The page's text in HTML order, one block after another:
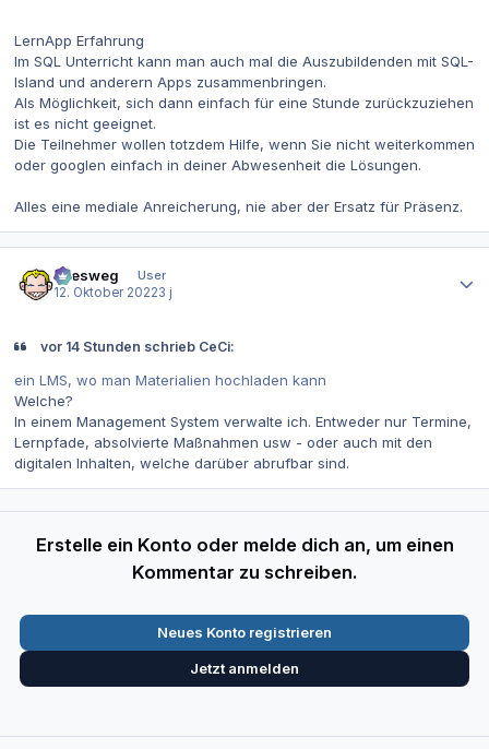
LernApp Erfahrung
Im SQL Unterricht kann man auch mal die Auszubildenden mit SQL-
Island und anderern Apps zusammenbringen.
Als Möglichkeit, sich dann einfach für eine Stunde zurückzuziehen
ist es nicht geeignet.
Die Teilnehmer wollen totzdem Hilfe, wenn Sie nicht weiterkommen
oder googlen einfach in deiner Abwesenheit die Lösungen.
Alles eine mediale Anreicherung, nie aber der Ersatz für Präsenz.
allesweg
User
12. Oktober 20223 j
vor 14 Stunden schrieb CeCi:
ein LMS, wo man Materialien hochladen kann
Welche?
In einem Management System verwalte ich. Entweder nur Termine,
Lernpfade, absolvierte Maßnahmen usw - oder auch mit den
digitalen Inhalten, welche darüber abrufbar sind.
Erstelle ein Konto oder melde dich an, um einen
Kommentar zu schreiben.
Neues Konto registrieren
Jetzt anmelden